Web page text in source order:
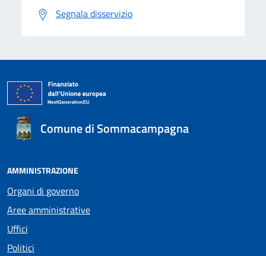
Segnala disservizio
Comune di Sommacampagna
AMMINISTRAZIONE
Organi di governo
Aree amministrative
Uffici
Politici